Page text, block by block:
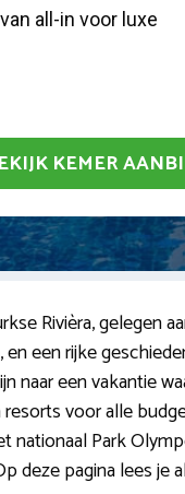
all-in voor luxe
KEMER
Rivièra, gelegen
een rijke
een vakantie
voor alle
Park
deze pagina lees